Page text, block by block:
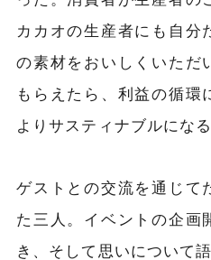
カカオの生産者にも自分
の素材をおいしくいただ
もらえたら、利益の循環
よりサスティナブルにな
ゲストとの交流を通じて
た 三人
。イベントの企
き、そして思いについて語